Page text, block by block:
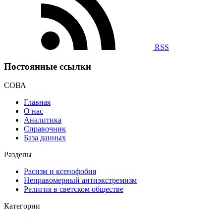
RSS
Постоянные ссылки
СОВА
Главная
О нас
Аналитика
Справочник
База данных
Разделы
Расизм и ксенофобия
Неправомерный антиэкстремизм
Религия в светском обществе
Категории